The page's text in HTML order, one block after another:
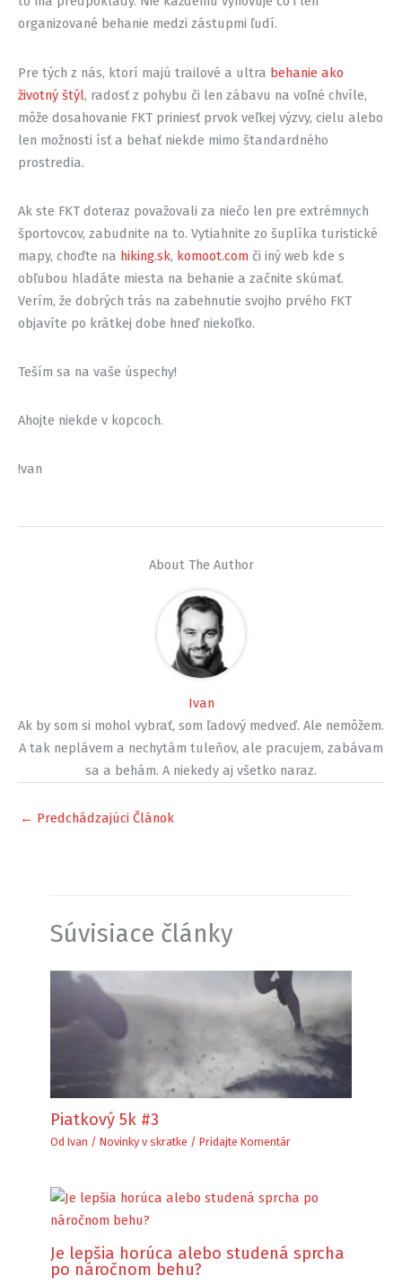
organizované behanie medzi zástupmi ľudí.
Pre tých z nás, ktorí majú trailové a ultra behanie ako
životný štýl, radosť z pohybu či len zábavu na voľné chvíle,
môže dosahovanie FKT priniesť prvok veľkej výzvy, cielu alebo
len možnosti ísť a behať niekde mimo štandardného
prostredia.
Ak ste FKT doteraz považovali za niečo len pre extrémnych
športovcov, zabudnite na to. Vytiahnite zo šuplíka turistické
mapy, choďte na hiking.sk, komoot.com či iný web kde s
obľubou hladáte miesta na behanie a začnite skúmať.
Verím, že dobrých trás na zabehnutie svojho prvého FKT
objavíte po krátkej dobe hneď niekoľko.
Teším sa na vaše úspechy!
Ahojte niekde v kopcoch.
!van
About The Author
Ivan
Ak by som si mohol vybrať, som ľadový medveď. Ale nemôžem.
A tak neplávem a nechytám tuleňov, ale pracujem, zabávam
sa a behám. A niekedy aj všetko naraz.
← Predchádzajúci Článok
Súvisiace články
Piatkový 5k #3
Od Ivan /Novinky v skratke /Pridajte Komentár
Je lepšia horúca alebo studená sprcha
po náročnom behu?